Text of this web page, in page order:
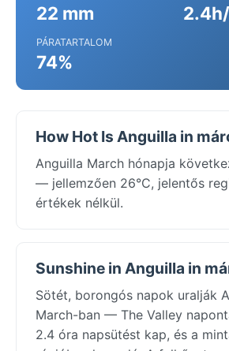
22 mm
PÁRATARTALOM
74%
How Hot Is Anguilla in
Anguilla March hónapja
— jellemzően 26°C, jelentős
értékek nélkül.
Sunshine in Anguilla in
Sötét, borongós napok uralják
March-ban — The Valley
2.4 óra napsütést kap, és a